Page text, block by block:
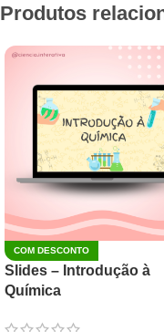
Produtos
COM DESCONTO
Slides – Introdução à
Química